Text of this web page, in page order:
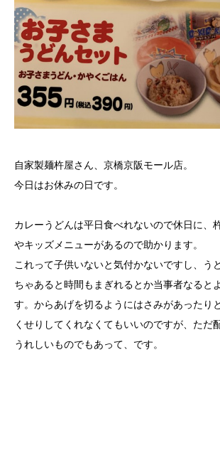
自家製麺杵屋さん、京橋京阪モール店。
今日はお休みの日です。
カレーうどんは平日食べれないので休日に、
やキッズメニューがあるので助かります。
これって子供いないと気付かないですし、う
ちゃあると時間もまぎれるとか当事者なると
す。からあげを切るようにはさみがあったり
くせりしてくれなくてもいいのですが、ただ
うれしいものでもあって、です。